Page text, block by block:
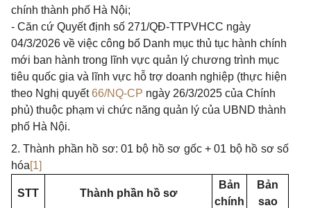
chính thành phố Hà Nội;
- Căn cứ Quyết định số 271/QĐ-TTPVHCC ngày
04/3/2026 về việc công bố Danh mục thủ tục hành chính
mới ban hành trong lĩnh vực quản lý chương trình mục
tiêu quốc gia và lĩnh vực hỗ trợ doanh nghiệp (thực hiện
theo Nghị quyết66/NQ-CP ngày 26/3/2025 của Chính
phủ) thuộc phạm vi chức năng quản lý của UBND thành
phố Hà Nội.
2. Thành phần hồ sơ: 01 bộ hồ sơ gốc + 01 bộ hồ sơ số
hóa[1]
STT Thành phần hồ sơ
Bản
chính
Bản
sao